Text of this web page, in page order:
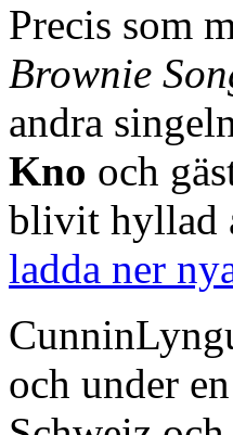
Precis som
Brownie
andra
Kno och
blivit hyllad
ladda ner
och under